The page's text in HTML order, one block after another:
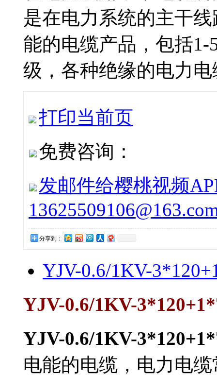
是在电力系统的主干
能的电缆产品，包括
级，各种绝缘的电力电缆
打印当前页
免费咨询：
发邮件给樱桃视频APP
分享到：
YJV-0.6/1KV-
YJV-0.6/1KV-
YJV-0.6/1KV-
电能的电缆，电力电